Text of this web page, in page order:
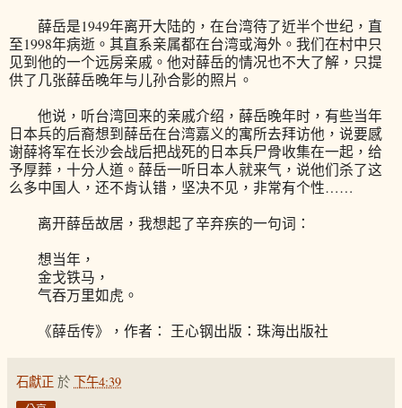
薛岳是1949年离开大陆的，在台湾待了近半个世纪，直
至1998年病逝。其直系亲属都在台湾或海外。我们在村中只
见到他的一个远房亲戚。他对薛岳的情况也不大了解，只提
供了几张薛岳晚年与儿孙合影的照片。
他说，听台湾回来的亲戚介绍，薛岳晚年时，有些当年
日本兵的后裔想到薛岳在台湾嘉义的寓所去拜访他，说要感
谢薛将军在长沙会战后把战死的日本兵尸骨收集在一起，给
予厚葬，十分人道。薛岳一听日本人就来气，说他们杀了这
么多中国人，还不肯认错，坚决不见，非常有个性……
离开薛岳故居，我想起了辛弃疾的一句词：
想当年，
金戈铁马，
气吞万里如虎。
《薛岳传》，作者： 王心钢出版：珠海出版社
石獻正 於 下午4:39